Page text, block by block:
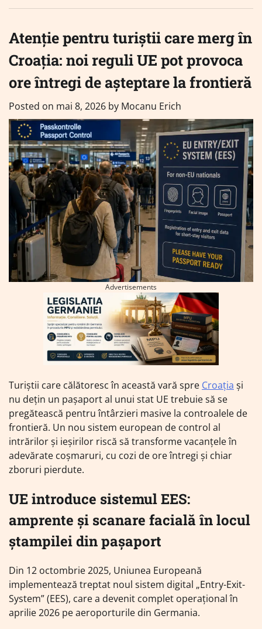
Atenție pentru turiștii care merg în
Croația: noi reguli UE pot provoca
ore întregi de așteptare la frontieră
Posted on mai 8, 2026 by Mocanu Erich
Advertisements
Turiștii care călătoresc în această vară spre Croația și
nu dețin un pașaport al unui stat UE trebuie să se
pregătească pentru întârzieri masive la controalele de
frontieră. Un nou sistem european de control al
intrărilor și ieșirilor riscă să transforme vacanțele în
adevărate coșmaruri, cu cozi de ore întregi și chiar
zboruri pierdute.
UE introduce sistemul EES:
amprente și scanare facială în locul
ștampilei din pașaport
Din 12 octombrie 2025, Uniunea Europeană
implementează treptat noul sistem digital „Entry-Exit-
System” (EES), care a devenit complet operațional în
aprilie 2026 pe aeroporturile din Germania.